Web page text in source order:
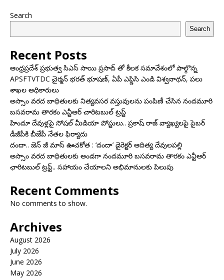
Search
Search
Recent Posts
ఆంధ్రప్రదేశ్ ప్రభుత్వ సిఎస్ సాయి ప్రసాద్ తో కీలక సమావేశంలో పాల్గొన్న
APSFTVTDC చైర్మన్ భరత్ భూషణ్, ఏపీ ఎఫ్డిసి ఎండి విశ్వనాథన్, పలు
శాఖల అధికారులు
అస్సాం వరద బాధితులకు నిత్యవసర వస్తువులను పంపిణీ చేసిన నందమూరి
బసవరామ తారకం ఎన్టీఆర్ చారిటబుల్ ట్రస్ట్
హిందూ దేవుళ్లపై సోషల్ మీడియా పోస్టులు.. ప్రకాష్ రాజ్ వ్యాఖ్యలపై సైబర్
డీజీపీకి బీజేపీ నేతల ఫిర్యాదు
దందా.. జెన్ జీ మాస్ ఊచకోత : ‘దందా’ డైరెక్ట‌ర్ ఆదిత్య దేవులపల్లి
అస్సాం వరద బాధితులకు అండగా నందమూరి బసవరామ తారకం ఎన్టీఆర్
ఛారిటబుల్ ట్రస్ట్.. సహాయం చేయాలని అభిమానులకు పిలుపు
Recent Comments
No comments to show.
Archives
August 2026
July 2026
June 2026
May 2026